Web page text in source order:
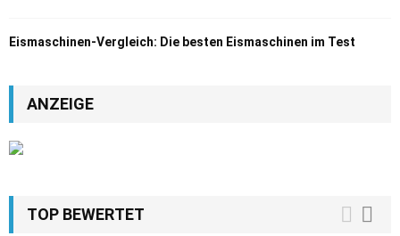
Eismaschinen-Vergleich: Die besten Eismaschinen im Test
ANZEIGE
TOP BEWERTET